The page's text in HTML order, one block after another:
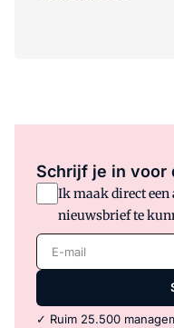
Schrijf je in voor
Ik maak direct
nieuwsbrief te
E-mail
✓ Ruim 25.500